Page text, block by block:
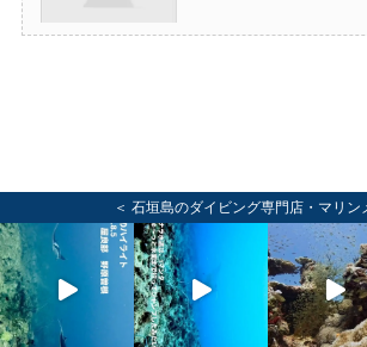
＜ 石垣島のダイビング専門店・マリン